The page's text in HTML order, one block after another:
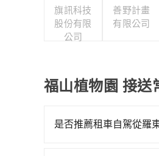
旗訊科技
股份有限
公司
善野計畫
有限公司
福山植物園 接送
是否推薦租車自駕從羅